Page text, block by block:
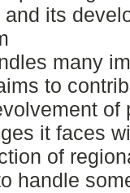
and its
many
to
of
it faces
of
handle